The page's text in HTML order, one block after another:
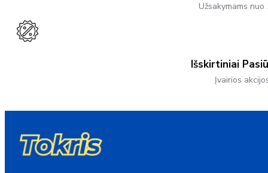
Užsakymams nuo
Išskirtiniai
Įvairios